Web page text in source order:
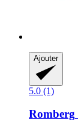
Ajouter
5.0 (1)
Romberg